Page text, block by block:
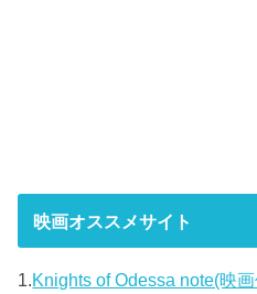
映画オススメサイト
1.Knights of Odessa note(映